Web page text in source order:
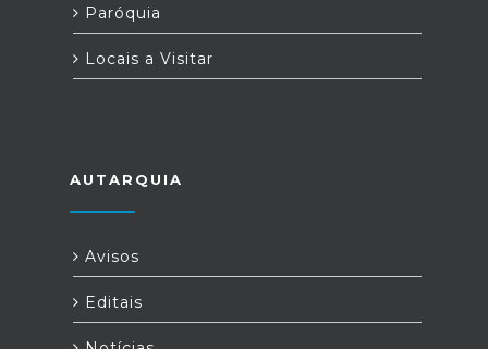
Paróquia
Locais a Visitar
AUTARQUIA
Avisos
Editais